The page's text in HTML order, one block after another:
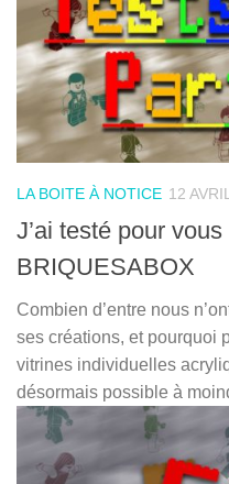
LA BOITE À NOTICE 12
J’ai testé pour
BRIQUESABOX
Combien d’entre nous
ses créations, et pourquoi
vitrines individuelles
désormais possible à